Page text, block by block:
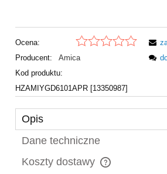
Ocena:
Producent:
Amica
Kod produktu:
HZAMIYGD6101APR [13350987]
Opis
Dane techniczne
Koszty dostawy
Cena nie zawiera ewentualnych kosztów